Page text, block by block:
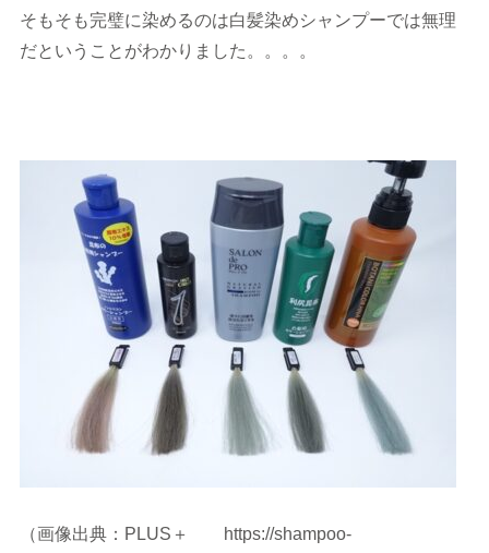
そもそも完璧に染めるのは白髪染めシャンプーでは無理
だということがわかりました。。。。
（画像出典：PLUS＋ https://shampoo-